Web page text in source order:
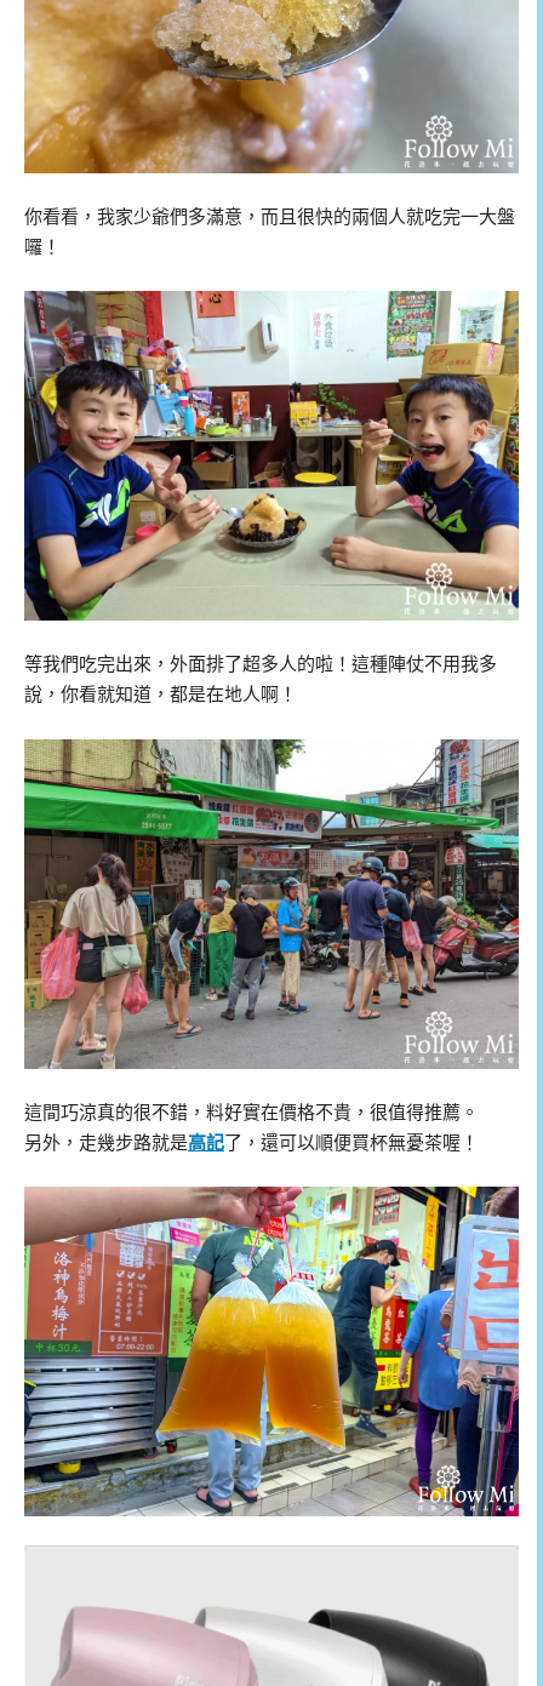
你看看，我家少爺們多滿意，而且很快的兩個人就吃完一大盤
囉！
等我們吃完出來，外面排了超多人的啦！這種陣仗不用我多
說，你看就知道，都是在地人啊！
這間巧涼真的很不錯，料好實在價格不貴，很值得推薦。
另外，走幾步路就是高記了，還可以順便買杯無憂茶喔！